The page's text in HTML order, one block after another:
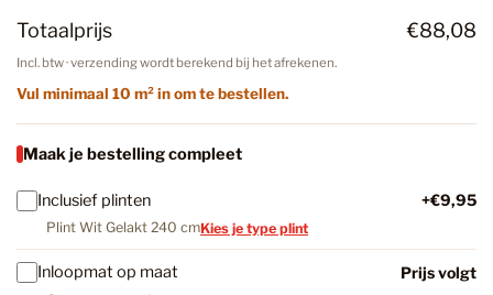
Totaalprijs €88,08
Incl. btw · verzending wordt berekend bij het afrekenen.
Vul minimaal 10 m² in om te bestellen.
Maak je bestelling compleet
Inclusief plinten +€9,95
Plint Wit Gelakt 240 cmKies je type plint
Inloopmat op maat Prijs volgt